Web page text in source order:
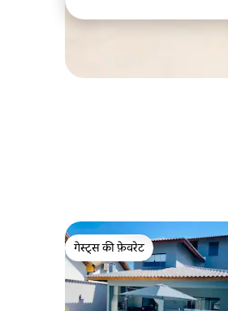
गेस्ट्स की फ़ेवरेट
गेस्ट्स की फ़ेवरेट